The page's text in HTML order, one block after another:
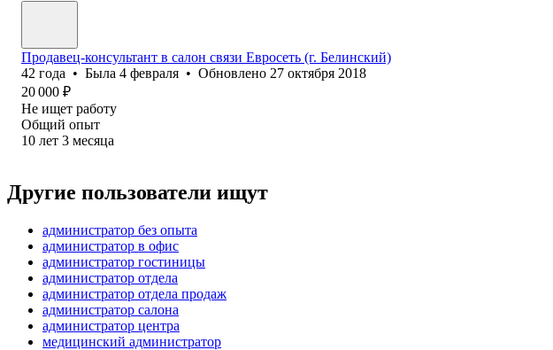
Продавец-консультант в салон связи Евросеть (г. Белинский)
42 года • Была 4 февраля • Обновлено 27 октября 2018
20 000 ₽
Не ищет работу
Общий опыт
10 лет 3 месяца
Другие пользователи ищут
администратор без опыта
администратор в офис
администратор гостиницы
администратор отдела
администратор отдела продаж
администратор салона
администратор центра
медицинский администратор